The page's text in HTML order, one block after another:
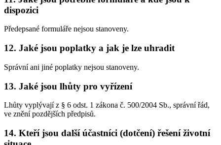
dispozici
Předepsané formuláře nejsou stanoveny.
12. Jaké jsou poplatky a jak je lze uhradit
Správní ani jiné poplatky nejsou stanoveny.
13. Jaké jsou lhůty pro vyřízení
Lhůty vyplývají z § 6 odst. 1 zákona č. 500/2004 Sb., správní řád,
ve znění pozdějších předpisů.
14. Kteří jsou další účastníci (dotčení) řešení životní